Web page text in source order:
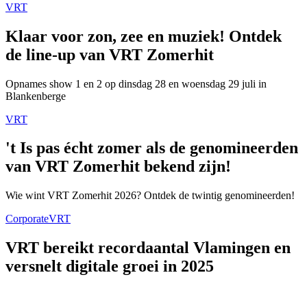
VRT
Klaar voor zon, zee en muziek! Ontdek
de line-up van VRT Zomerhit
Opnames show 1 en 2 op dinsdag 28 en woensdag 29 juli in
Blankenberge
VRT
't Is pas écht zomer als de genomineerden
van VRT Zomerhit bekend zijn!
Wie wint VRT Zomerhit 2026? Ontdek de twintig genomineerden!
CorporateVRT
VRT bereikt recordaantal Vlamingen en
versnelt digitale groei in 2025